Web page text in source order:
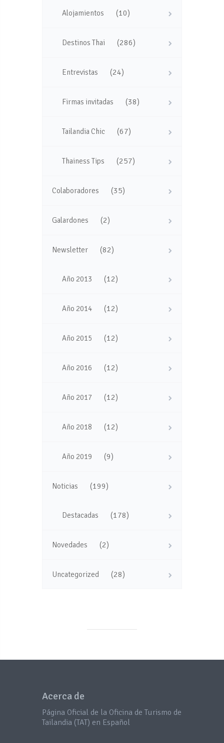
Alojamientos (10)
Destinos Thai (286)
Entrevistas (24)
Firmas invitadas (38)
Tailandia Chic (67)
Thainess Tips (257)
Colaboradores (35)
Galardones (2)
Newsletter (82)
Año 2013 (12)
Año 2014 (12)
Año 2015 (12)
Año 2016 (12)
Año 2017 (12)
Año 2018 (12)
Año 2019 (9)
Noticias (199)
Destacadas (178)
Novedades (2)
Uncategorized (28)
Acerca de
Página Oficial de la Oficina de Turismo de
Tailandia (TAT) en Español